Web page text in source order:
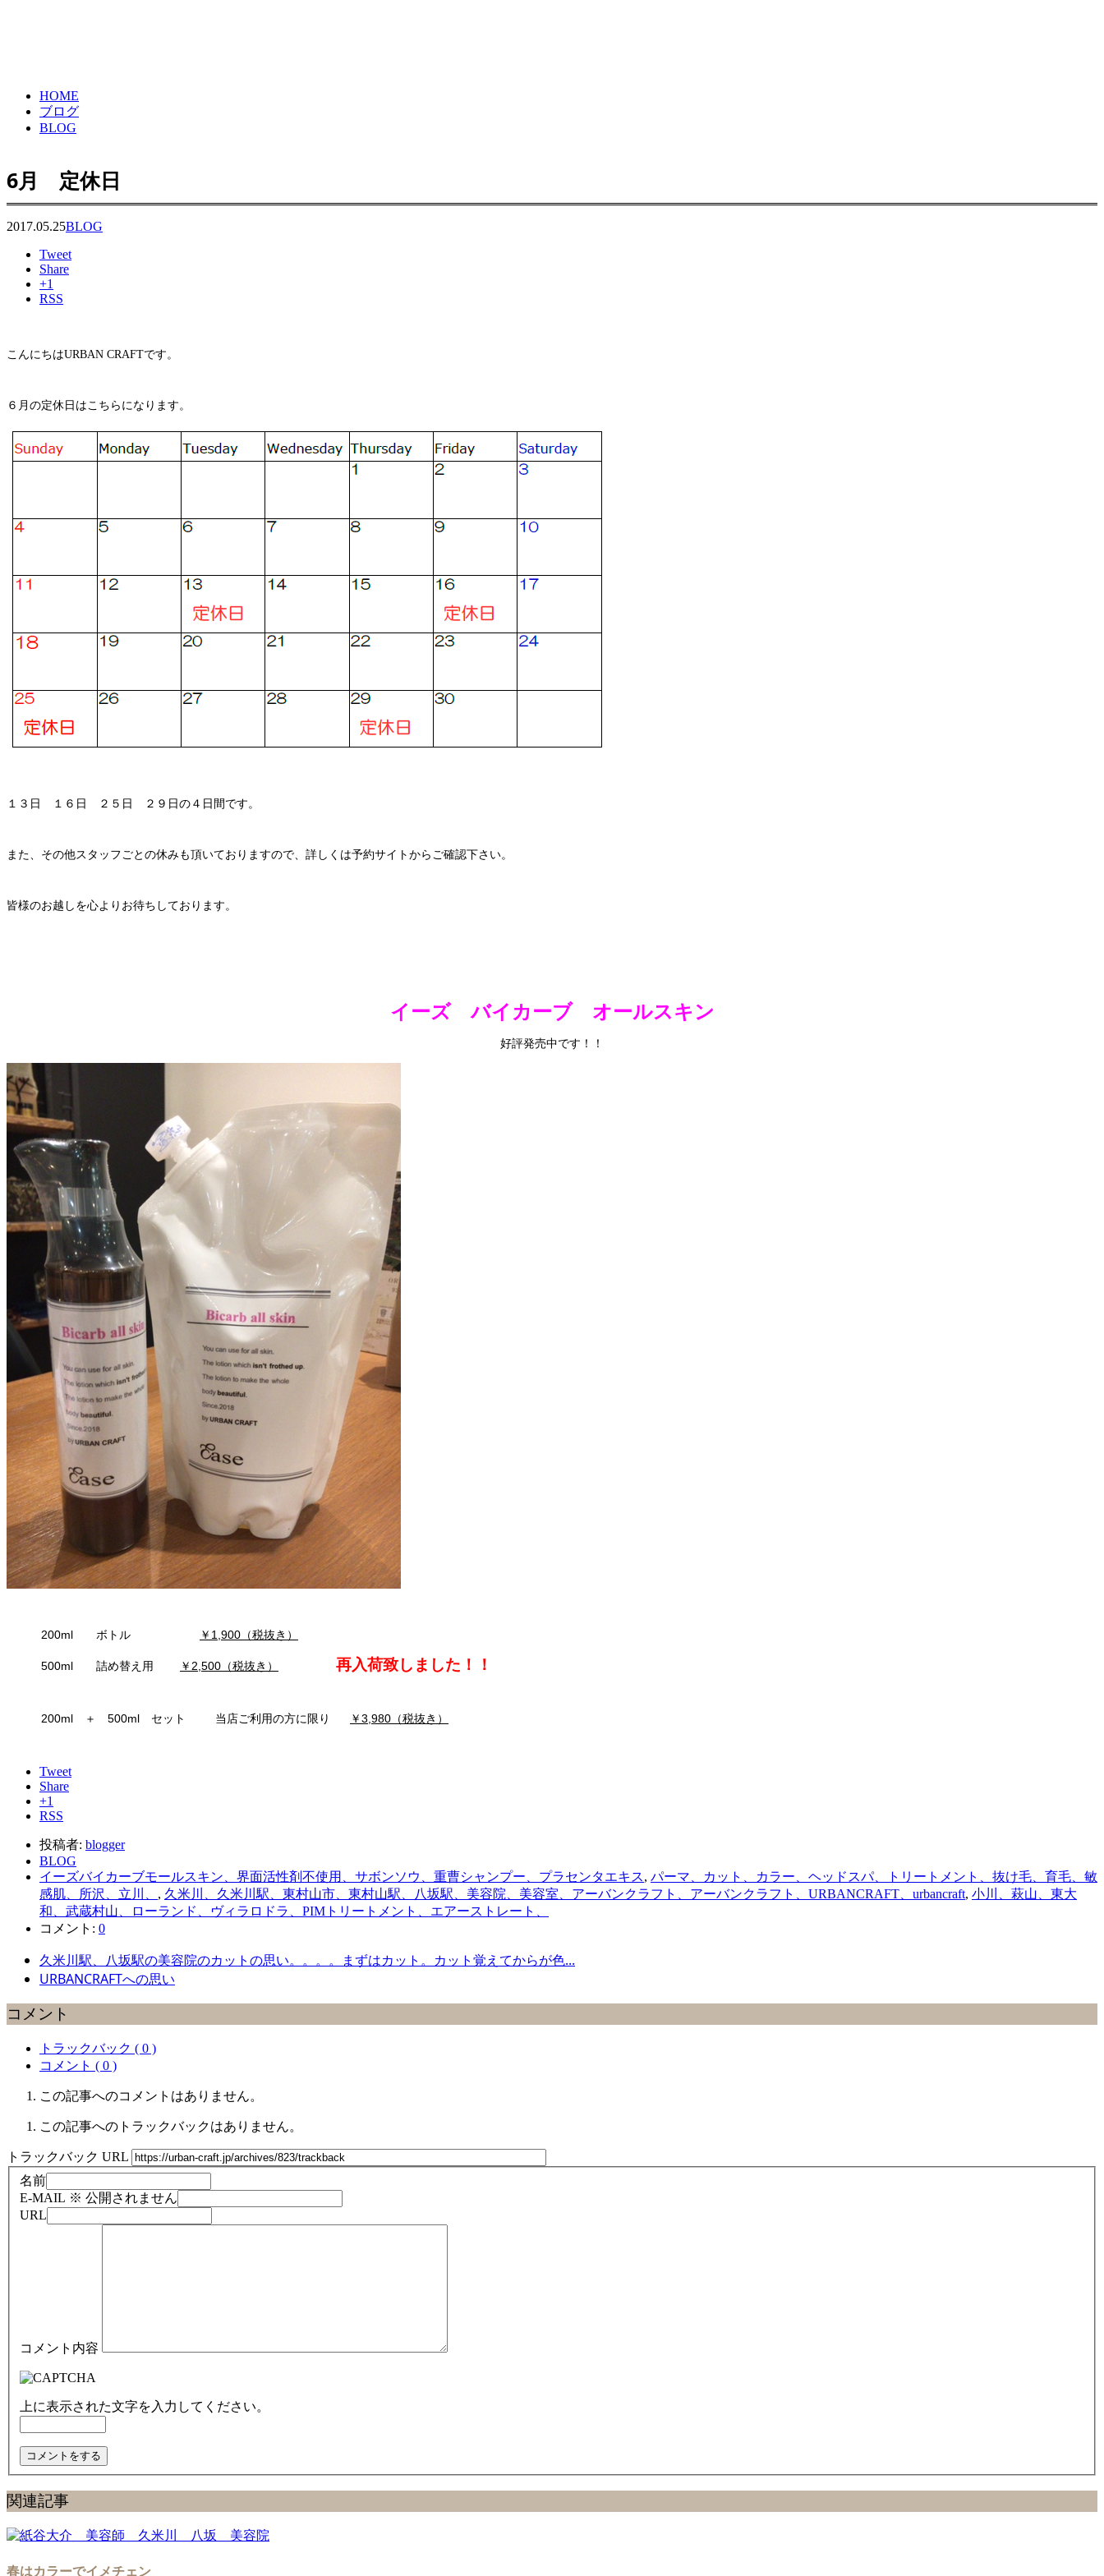
HOME
ブログ
BLOG
6月 定休日
2017.05.25BLOG
Tweet
Share
+1
RSS
こんにちはURBAN CRAFTです。
６月の定休日はこちらになります。
１３日 １６日 ２５日 ２９日の４日間です。
また、その他スタッフごとの休みも頂いておりますので、詳しくは予約サイトからご確認下さい。
皆様のお越しを心よりお待ちしております。
イーズ バイカーブ オールスキン
好評発売中です！！
200ml ボトル ￥1,900（税抜き）
500ml 詰め替え用 ￥2,500（税抜き） 再入荷致しました！！
200ml ＋ 500ml セット 当店ご利用の方に限り ￥3,980（税抜き）
Tweet
Share
+1
RSS
投稿者: blogger
BLOG
イーズバイカーブモールスキン、界面活性剤不使用、サボンソウ、重曹シャンプー、プラセンタエキス, パーマ、カット、カラー、ヘッドスパ、トリートメント、抜け毛、育毛、敏
感肌、所沢、立川、 , 久米川、久米川駅、東村山市、東村山駅、八坂駅、美容院、美容室、アーバンクラフト、アーバンクラフト、URBANCRAFT、urbancraft, 小川、萩山、東大
和、武蔵村山、ローランド、ヴィラロドラ、PIMトリートメント、エアーストレート、
コメント: 0
久米川駅、八坂駅の美容院のカットの思い。。。。まずはカット。カット覚えてからが色...
URBANCRAFTへの思い
コメント
トラックバック ( 0 )
コメント ( 0 )
この記事へのコメントはありません。
この記事へのトラックバックはありません。
トラックバック URL
名前
E-MAIL ※ 公開されません
URL
コメント内容
上に表示された文字を入力してください。
関連記事
春はカラーでイメチェン